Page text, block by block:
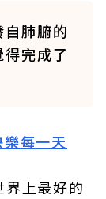
肺腑的
完成了
每一天
上最好的